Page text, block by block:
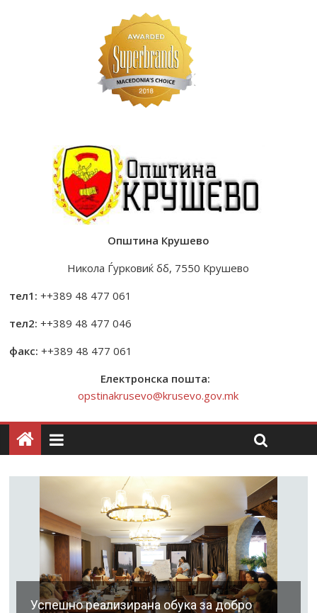
Општина Крушево
Никола Ѓурковиќ бб, 7550 Крушево
тел1: ++389 48 477 061
тел2: ++389 48 477 046
факс: ++389 48 477 061
Електронска пошта:
opstinakrusevo@krusevo.gov.mk
Успешно реализирана обука за добро